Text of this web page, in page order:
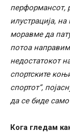
перформансот,
илустрација,
моравме да
потоа
недостатокот
спортските
спортот“,
да се биде
Кога гледам